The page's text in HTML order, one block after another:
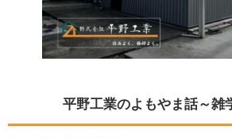
平野工業のよもやま話～雑